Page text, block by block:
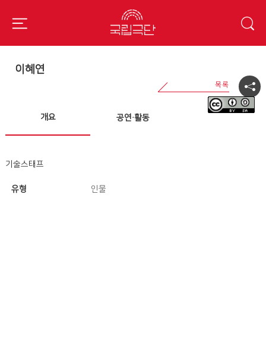
이혜연
개요 공연·활동
기술스태프
유형 인물